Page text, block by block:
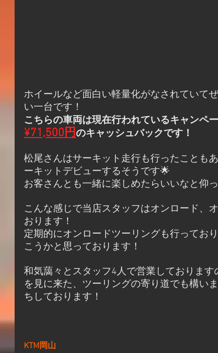
ホイールなど面白い軽量化がなされていて
い一台です！
こちらの車両は現在行われているキャンペ
¥71,500円のキャッシュバックです！
松尾さんはサーキット走行も行ったことも
ーキットデビューするそうです🌟
お客さんとも一緒に楽しめたらいいなと仰
こんな感じで当店スタッフはオンロード、
おります！
定期的にオンロードツーリングも行ってお
こうかと思っております！
和気藹々とスタッフ4人で営業しておりま
を見に来た、ツーリングの寄り道でも構い
ちしております！
KTM岡山